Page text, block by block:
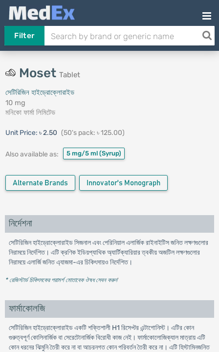
Filter
Moset Tablet
সেটিরিজিন হাইড্রোক্লোরাইড
10 mg
মনিকো ফার্মা লিমিটেড
Unit Price: ৳ 2.50 (50's pack: ৳ 125.00)
Also available as: 5 mg/5 ml (Syrup)
Alternate Brands Innovator's Monograph
নির্দেশনা
সেটিরিজিন হাইড্রোক্লোরাইড সিজনাল এবং পেরিনিয়াল এলার্জিক রাইনাইটিস জনিত লক্ষণগুলোর
নিরাময়ে নির্দেশিত। এটি ক্রণিক ইডিয়প্যাথিক অ্যার্টিক্যারিয়ার ত্বকীয় অজটিল লক্ষণগুলোর
নিরাময়ে এলার্জি জনিত এ্যাজমা-এর চিকিৎসায়ও নির্দেশিত।
* রেজিস্টার্ড চিকিৎসকের পরামর্শ মোতাবেক ঔষধ সেবন করুন'
ফার্মাকোলজি
সেটিরিজিন হাইড্রোক্লোরাইড একটি শক্তিশালী H1 রিসেপ্টর এন্টাগোনিস্ট। এটির কোন
গুরুত্বপূর্ণ কোলিনার্জিক বা সেরেটোনার্জিক বিরোধী কাজ নেই। ফার্মাকোলোজিক্যাল মাত্রায় এটি
কোন ধরনের ঝিমুনি তৈরী করে না বা আচরনগত কোন পরিবর্তন তৈরী করে না। এটি হিস্টামিনজনিত